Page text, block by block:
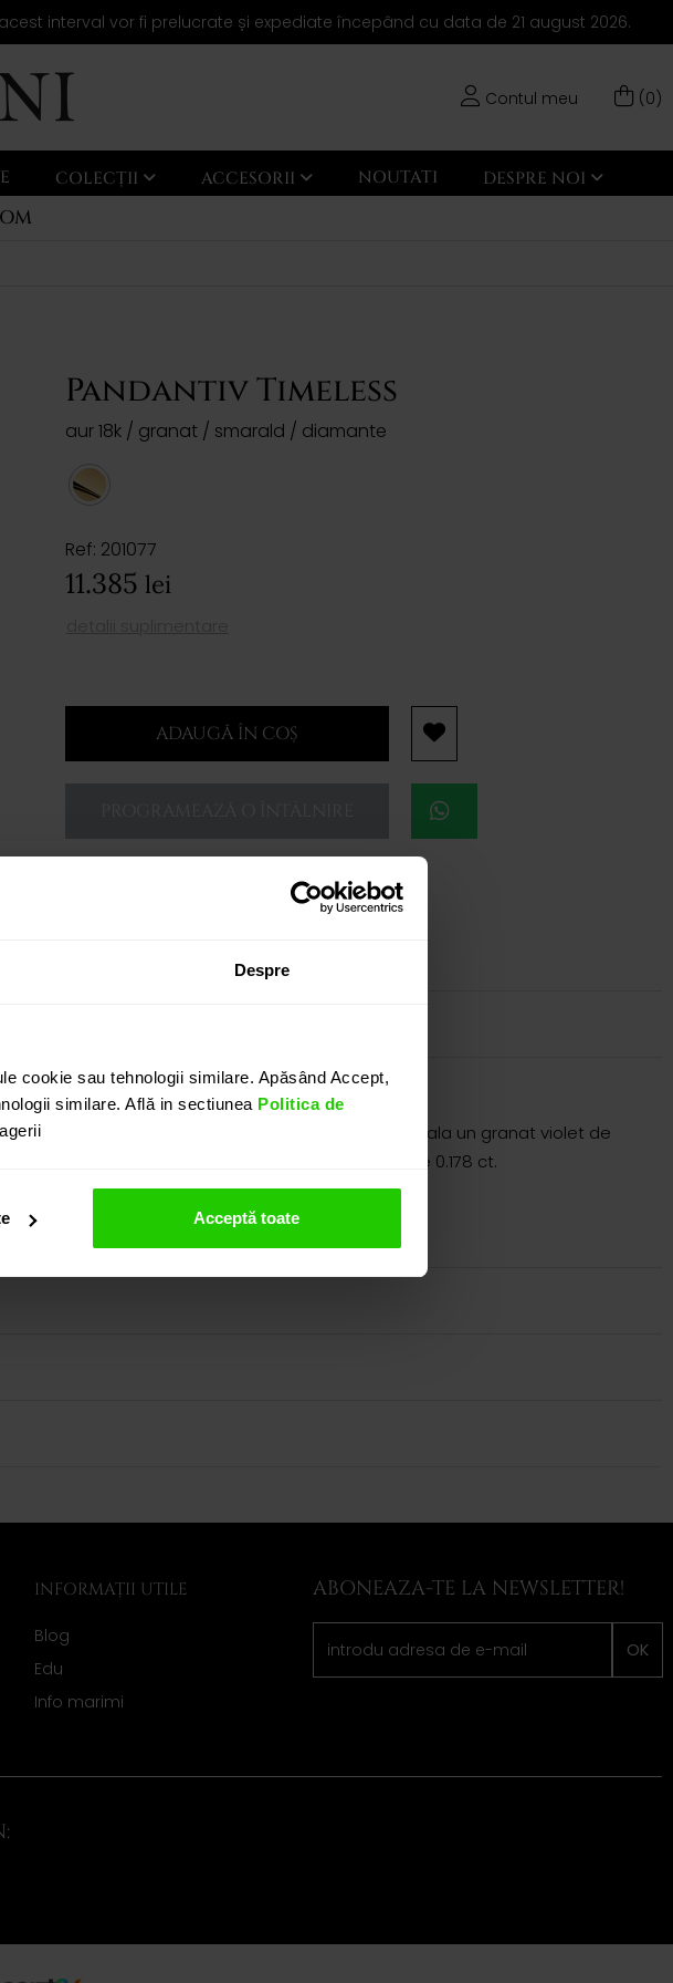
Despre
cookie sau tehnologii similare. Apăsând Accept,
similare. Află in sectiunea Politica de
Acceptă toate
interval vor fi prelucrate și expediate începând cu data de 21 august 2026.
Contul meu (0)
COLECȚII ACCESORII NOUTATI DESPRE NOI
Pandantiv Timeless
aur 18k / granat / smarald / diamante
Ref: 201077
11.385 lei
ADAUGĂ ÎN COȘ
frumoasa si eleganta. Prezinta ca si piatra centrala un granat violet de
sampanie cu taietura rotunda cu un total de 0.178 ct.
showroom-ul nostru.
INFORMAȚII UTILE
Blog
Edu
Info marimi
ABONEAZA-TE LA NEWSLETTER!
OK